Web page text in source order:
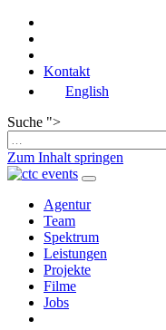
Kontakt
English
Suche ">
Zum Inhalt springen
Hauptnavigation
Agentur
Team
Spektrum
Leistungen
Projekte
Filme
Jobs